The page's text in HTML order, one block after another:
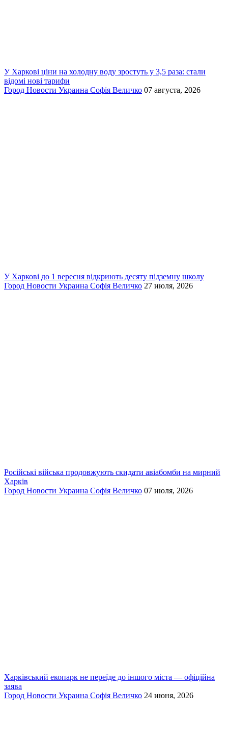
У Харкові ціни на холодну воду зростуть у 3,5 раза: стали
відомі нові тарифи
Город Новости Украина Софія Величко 07 августа, 2026
У Харкові до 1 вересня відкриють десяту підземну школу
Город Новости Украина Софія Величко 27 июля, 2026
Російські війська продовжують скидати авіабомби на мирний
Харків
Город Новости Украина Софія Величко 07 июля, 2026
Харківський екопарк не переїде до іншого міста — офіційна
заява
Город Новости Украина Софія Величко 24 июня, 2026